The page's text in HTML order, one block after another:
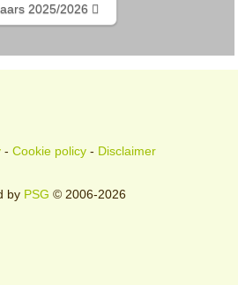
2025/2026
- Cookie policy- Disclaimer
by PSG © 2006-2026